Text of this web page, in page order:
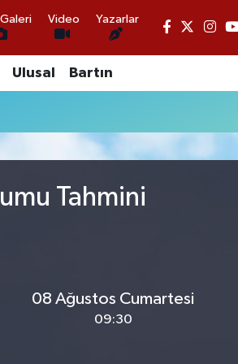
Video Yazarlar
Ulusal Bartın
Tahmini
08 Ağustos Cumartesi
09:30